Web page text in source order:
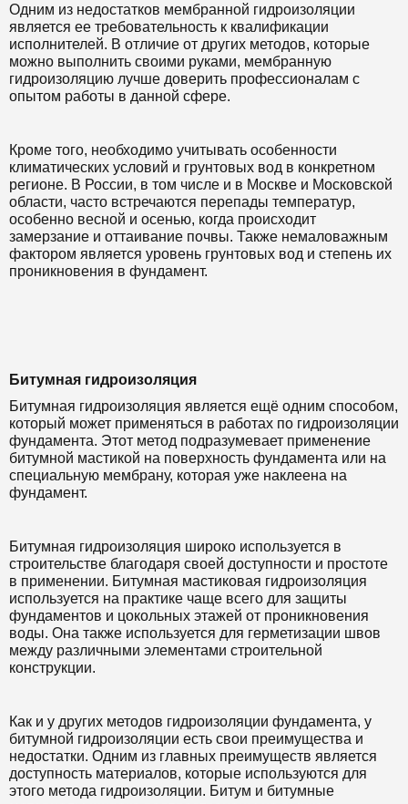
Одним из недостатков мембранной гидроизоляции
является ее требовательность к квалификации
исполнителей. В отличие от других методов, которые
можно выполнить своими руками, мембранную
гидроизоляцию лучше доверить профессионалам с
опытом работы в данной сфере.
Кроме того, необходимо учитывать особенности
климатических условий и грунтовых вод в конкретном
регионе. В России, в том числе и в Москве и Московской
области, часто встречаются перепады температур,
особенно весной и осенью, когда происходит
замерзание и оттаивание почвы. Также немаловажным
фактором является уровень грунтовых вод и степень их
проникновения в фундамент.
Битумная гидроизоляция
Битумная гидроизоляция является ещё одним способом,
который может применяться в работах по гидроизоляции
фундамента. Этот метод подразумевает применение
битумной мастикой на поверхность фундамента или на
специальную мембрану, которая уже наклеена на
фундамент.
Битумная гидроизоляция широко используется в
строительстве благодаря своей доступности и простоте
в применении. Битумная мастиковая гидроизоляция
используется на практике чаще всего для защиты
фундаментов и цокольных этажей от проникновения
воды. Она также используется для герметизации швов
между различными элементами строительной
конструкции.
Как и у других методов гидроизоляции фундамента, у
битумной гидроизоляции есть свои преимущества и
недостатки. Одним из главных преимуществ является
доступность материалов, которые используются для
этого метода гидроизоляции. Битум и битумные